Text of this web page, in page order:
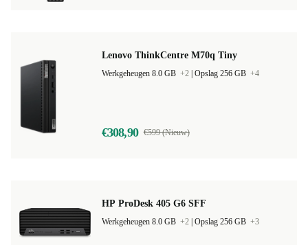
Lenovo ThinkCentre M70q Tiny
Werkgeheugen 8.0 GB +2 Opslag 256 GB +4
€308,90 €599 (Nieuw)
HP ProDesk 405 G6 SFF
Werkgeheugen 8.0 GB +2 Opslag 256 GB +3